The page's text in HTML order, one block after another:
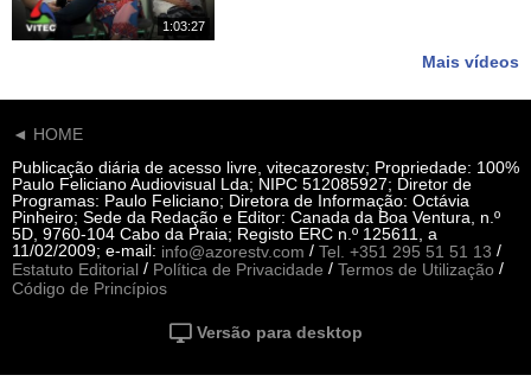
1:03:27
Mais vídeos
◄ HOME
Publicação diária de acesso livre, vitecazorestv; Propriedade: 100%
Paulo Feliciano Audiovisual Lda; NIPC 512085927; Diretor de
Programas: Paulo Feliciano; Diretora de Informação: Octávia
Pinheiro; Sede da Redação e Editor: Canada da Boa Ventura, n.º
5D, 9760-104 Cabo da Praia; Registo ERC n.º 125611, a
11/02/2009; e-mail: info@azorestv.com / Tel. +351 295 51 51 13 /
Estatuto Editorial / Política de Privacidade / Termos de Utilização /
Código de Princípios
Versão para desktop